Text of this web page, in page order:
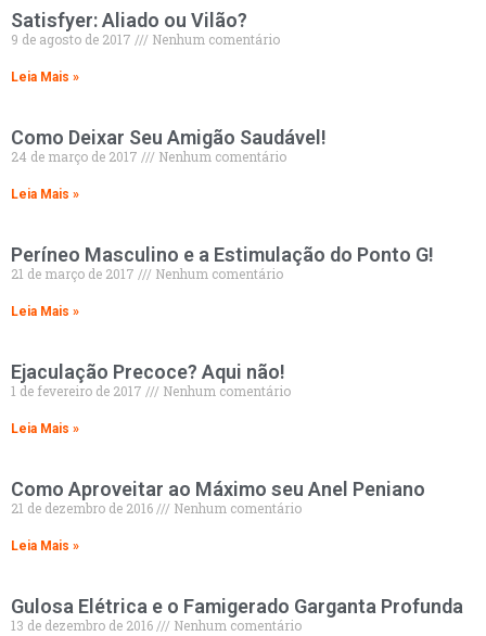
Satisfyer: Aliado ou Vilão?
9 de agosto de 2017 Nenhum comentário
Leia Mais »
Como Deixar Seu Amigão Saudável!
24 de março de 2017 Nenhum comentário
Leia Mais »
Períneo Masculino e a Estimulação do Ponto G!
21 de março de 2017 Nenhum comentário
Leia Mais »
Ejaculação Precoce? Aqui não!
1 de fevereiro de 2017 Nenhum comentário
Leia Mais »
Como Aproveitar ao Máximo seu Anel Peniano
21 de dezembro de 2016 Nenhum comentário
Leia Mais »
Gulosa Elétrica e o Famigerado Garganta Profunda
13 de dezembro de 2016 Nenhum comentário